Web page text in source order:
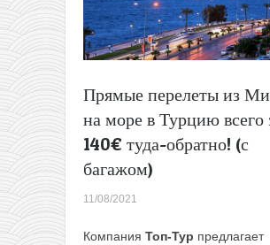
Турцию
за
200€
туда-
Прямые перелеты из
на море в Турцию всего
140€ туда-обратно! (с
багажом)
11/08/2021
Компания Топ-Тур предлагает